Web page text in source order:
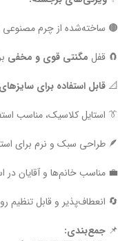
🟤 ساخته‌شده از چرم مصنوعی
🧲 قفل مگنتی قوی و مخفی
📐 قابل استفاده برای سایزهای ۳۸ تا ۴۹ میلی‌متر
👔 استایل کلاسیک، مناسب
🪶 طراحی سبک و نرم برای استفاده طولانی‌مدت بدون خستگی
💼 مناسب خانم‌ها و آقایان در
🔄 انعطاف‌پذیر و قابل تنظیم
📌 جمع‌بندی: